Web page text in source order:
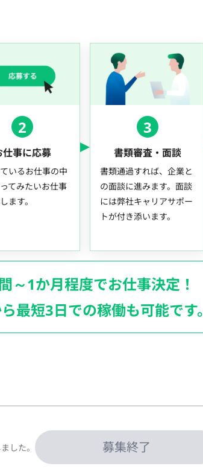
2
仕事に応募
いるお仕事の中
てみたいお仕事
ます。
3
書類審査・面談
書類通過すれば、企業と
の面談に進みます。面談
には弊社キャリアサポー
トが付き添います。
～1か月程度でお仕事決定！
最短3日での稼働も可能です。
した。 募集終了